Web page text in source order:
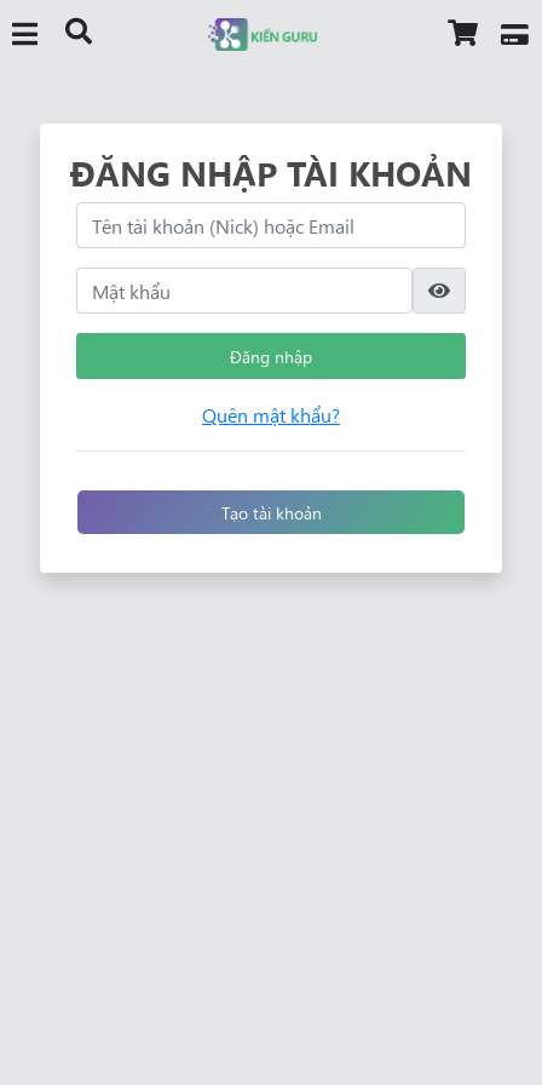
ĐĂNG NHẬP TÀI KHOẢN
Đăng nhập
Quên mật khẩu?
Tạo tài khoản